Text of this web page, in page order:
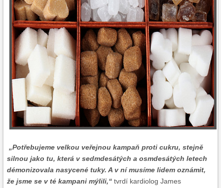
„Potřebujeme velkou veřejnou kampaň proti cukru, stejně
silnou jako tu, která v sedmdesátých a osmdesátých letech
démonizovala nasycené tuky. A v ní musíme lidem oznámit,
že jsme se v té kampani mýlili,“ tvrdí kardiolog James